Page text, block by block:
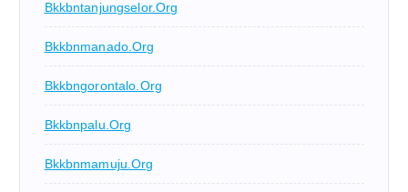
Bkkbntanjungselor.org
Bkkbnmanado.org
Bkkbngorontalo.org
Bkkbnpalu.org
Bkkbnmamuju.org